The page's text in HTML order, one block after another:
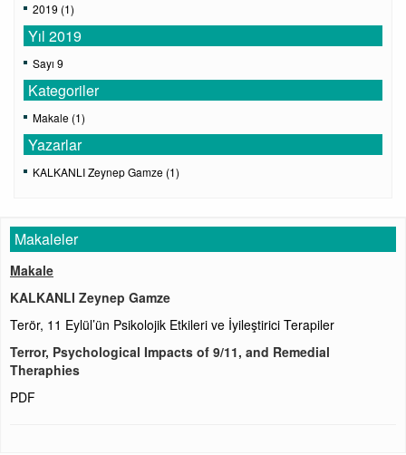
2019 (1)
Yıl 2019
Sayı 9
Kategoriler
Makale (1)
Yazarlar
KALKANLI Zeynep Gamze (1)
Makaleler
Makale
KALKANLI Zeynep Gamze
Terör, 11 Eylül’ün Psikolojik Etkileri ve İyileştirici Terapiler
Terror, Psychological Impacts of 9/11, and Remedial
Theraphies
PDF